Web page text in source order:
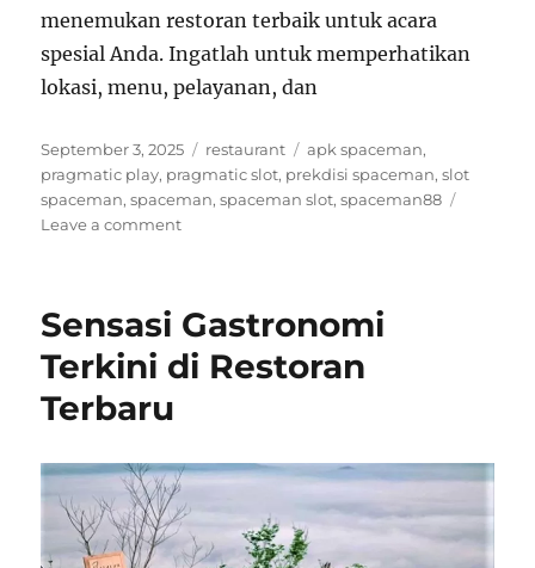
menemukan restoran terbaik untuk acara
spesial Anda. Ingatlah untuk memperhatikan
lokasi, menu, pelayanan, dan
Posted
on
September 3, 2025 Categories
restaurant Tags
apk spaceman,
pragmatic play, pragmatic slot, prekdisi spaceman,slot
spaceman,spaceman,spaceman slot,spaceman88
Leave a commenton
Review
Restoran
Kualitas
Sensasi Gastronomi
Terkini di Restoran
Terbaru